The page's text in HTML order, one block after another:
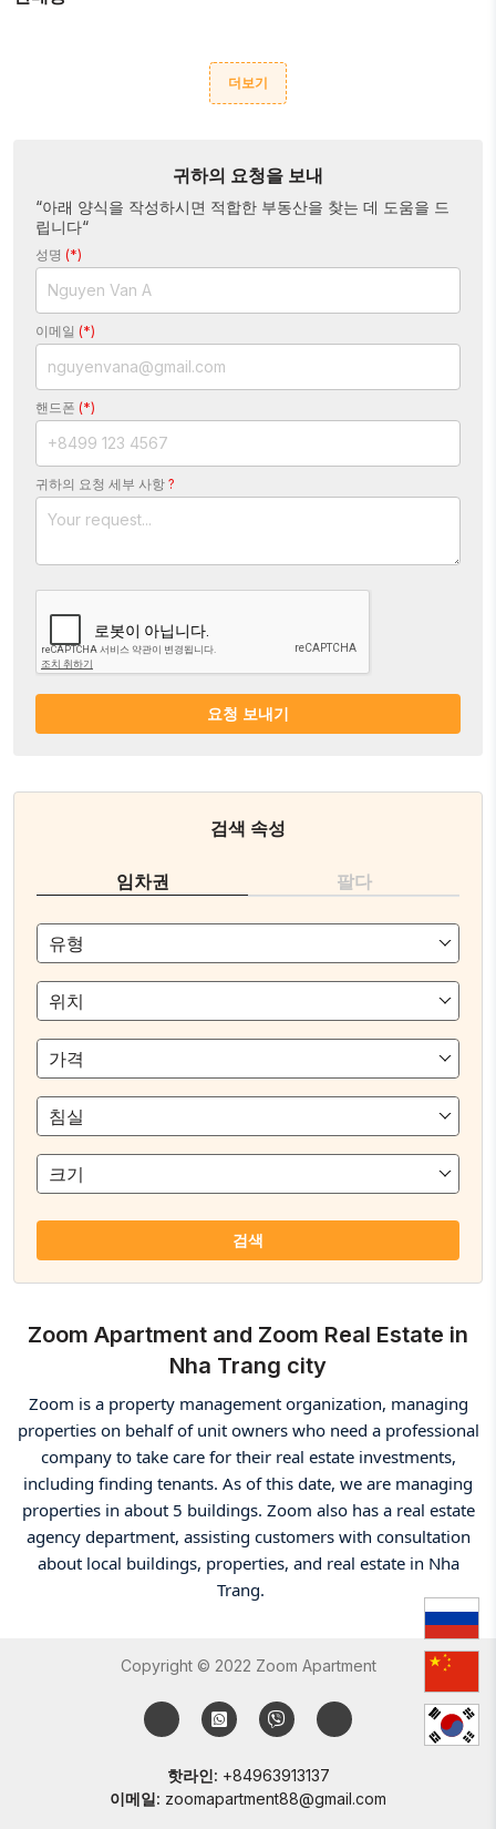
더보기
귀하의 요청을 보내
“아래 양식을 작성하시면 적합한 부동산을 찾는 데 도움을 드
립니다“
성명 (*)
이메일 (*)
핸드폰 (*)
귀하의 요청 세부 사항 ?
요청 보내기
검색 속성
임차권 팔다
유형
위치
가격
침실
크기
검색
Zoom Apartment and Zoom Real Estate in
Nha Trang city
Zoom is a property management organization, managing
properties on behalf of unit owners who need a professional
company to take care for their real estate investments,
including finding tenants. As of this date, we are managing
properties in about 5 buildings. Zoom also has a real estate
agency department, assisting customers with consultation
about local buildings, properties, and real estate in Nha
Trang.
Copyright © 2022 Zoom Apartment
핫라인: +84963913137
이메일: zoomapartment88@gmail.com